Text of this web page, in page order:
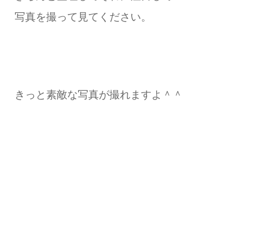
写真を撮って見てください。
きっと素敵な写真が撮れますよ＾＾